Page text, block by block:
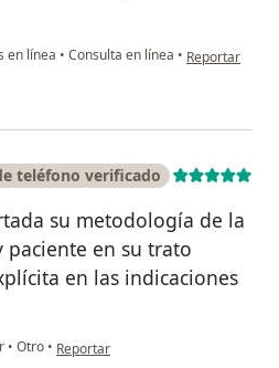
en línea • Consulta en línea • en opinión del
Reportar
teléfono verificado
su metodología de la
paciente en su trato
en las indicaciones
• Otro • en opinión del usuario Marcela
Reportar